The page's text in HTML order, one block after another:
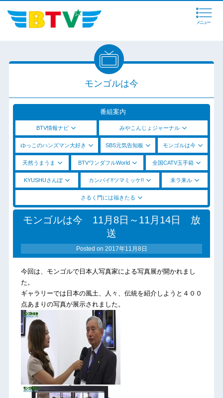
メニュー
モンゴルは今
番組案内
BTV情報ナビ みやこんじょジャーナル
ゆっこのハンズマン大好き SBS元気告知板 モンゴルは今
天然うまうま BTVワンダフルWorld 全国CATV玉手箱
KYUSHUさんぽ カンパイ!!ツマミッケ!! 未ラ来ル
さるく門には福きたる
モンゴルは今 11月8日～11月14日 放
送
Posted on 2017年11月8日
今回は、モンゴルで日本人写真家による写真展が開かれまし
た。
ギャラリーでは日本の風土、人々、伝統を紹介しようと４００
点あまりの写真が展示されました。